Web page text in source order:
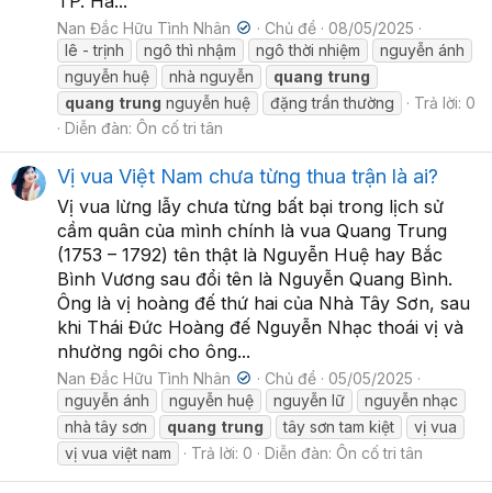
Nan Đắc Hữu Tình Nhân Chủ đề
08/05/2025
lê - trịnh
ngô thì nhậm ngô thời nhiệm
nguyễn ánh
nguyễn huệ
nhà nguyễn quang trung
quang trung nguyễn huệ đặng trần thường
Trả lời: 0
Diễn đàn: Ôn cố tri tân
Vị vua Việt Nam chưa từng thua trận là ai?
Vị vua lừng lẫy chưa từng bất bại trong lịch sử
cầm quân của mình chính là vua Quang Trung
(1753 – 1792) tên thật là Nguyễn Huệ hay Bắc
Bình Vương sau đổi tên là Nguyễn Quang Bình.
Ông là vị hoàng đế thứ hai của Nhà Tây Sơn, sau
khi Thái Đức Hoàng đế Nguyễn Nhạc thoái vị và
nhường ngôi cho ông...
Nan Đắc Hữu Tình Nhân Chủ đề
05/05/2025
nguyễn ánh
nguyễn huệ nguyễn lữ
nguyễn nhạc
nhà tây sơn
quang trung tây sơn tam kiệt
vị vua
vị vua việt nam
Trả lời: 0 Diễn đàn: Ôn cố tri tân